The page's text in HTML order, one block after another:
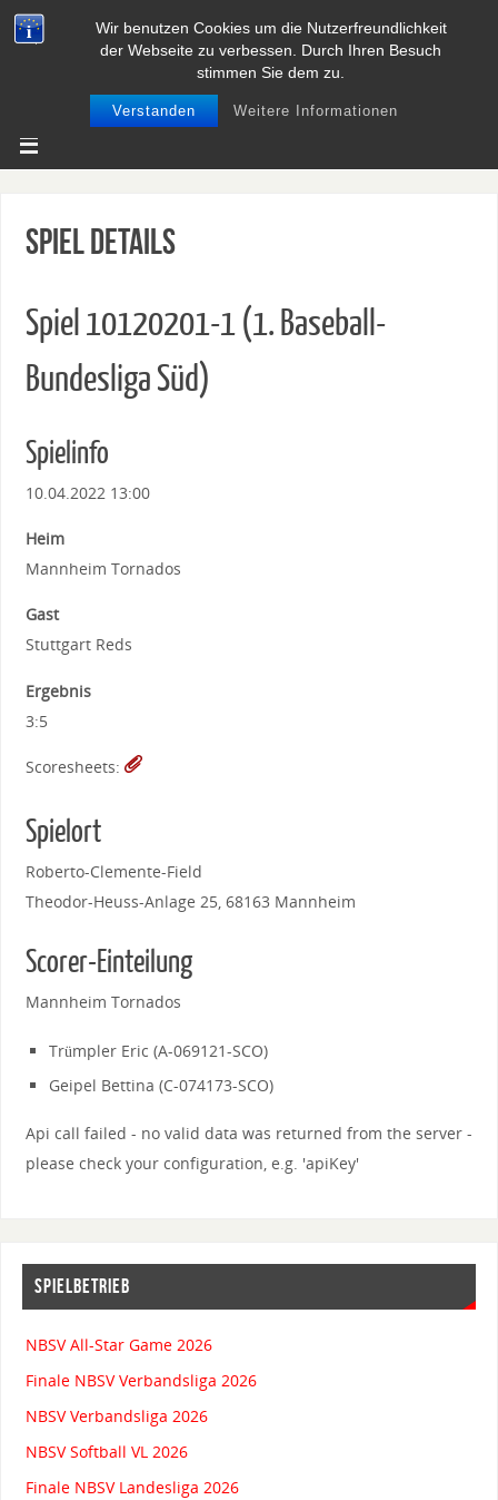
Wir benutzen Cookies um die Nutzerfreundlichkeit
der Webseite zu verbessen. Durch Ihren Besuch
stimmen Sie dem zu.
Verstanden Weitere Informationen
BASEBALL UND SOFTBALL IN
NIEDERSACHSEN
Spiel Details
Spiel 10120201-1 (1. Baseball-
Bundesliga Süd)
Spielinfo
10.04.2022 13:00
Heim
Mannheim Tornados
Gast
Stuttgart Reds
Ergebnis
3:5
Scoresheets:
Spielort
Roberto-Clemente-Field
Theodor-Heuss-Anlage 25, 68163 Mannheim
Scorer-Einteilung
Mannheim Tornados
Trümpler Eric (A-069121-SCO)
Geipel Bettina (C-074173-SCO)
Api call failed - no valid data was returned from the server -
please check your configuration, e.g. 'apiKey'
SPIELBETRIEB
NBSV All-Star Game 2026
Finale NBSV Verbandsliga 2026
NBSV Verbandsliga 2026
NBSV Softball VL 2026
Finale NBSV Landesliga 2026